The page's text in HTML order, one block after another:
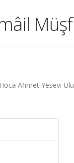
Ahmet Yesevi